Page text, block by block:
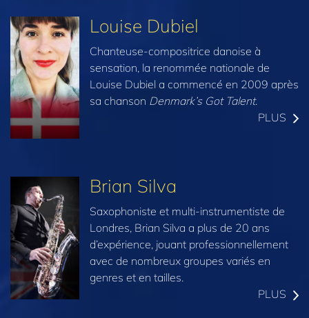
Louise Dubiel
Chanteuse-compositrice danoise à
sensation, la renommée nationale de
Louise Dubiel a commencé en 2009 après
sa chanson Denmark’s Got Talent.
PLUS
Brian Silva
Saxophoniste et multi-instrumentiste de
Londres, Brian Silva a plus de 20 ans
d’expérience, jouant professionnellement
avec de nombreux groupes variés en
genres et en tailles.
PLUS